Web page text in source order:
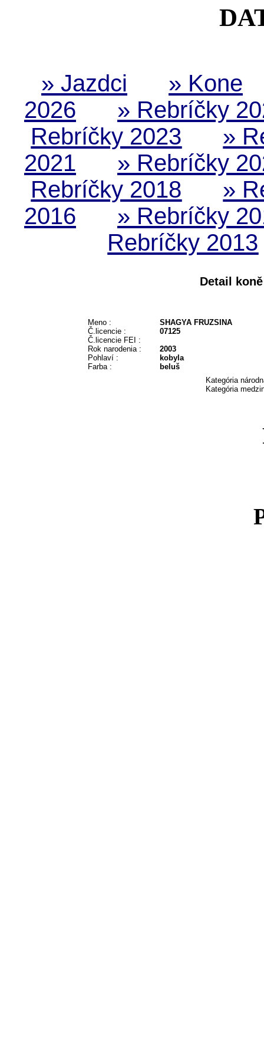
» Jazdci
» Kone
2026
» Rebríčky
Rebríčky 2023
»
2021
» Rebríčky
Rebríčky 2018
»
2016
» Rebríčky
Rebríčky 2013
Detail koně
Meno :
Č.licencie :
Č.licencie FEI :
Rok narodenia :
Pohlaví :
Farba :
SHAGYA FRUZSINA
07125
2003
kobyla
beluš
Kategória
Kategória